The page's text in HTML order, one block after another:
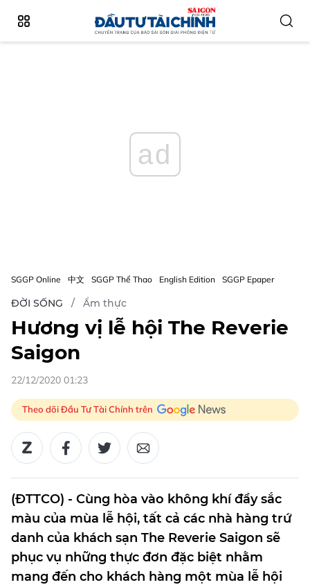
ad
SGGP Online 中文 SGGP Thể Thao English Edition SGGP Epaper
ĐỜI SỐNG Ẩm thực
Hương vị lễ hội The Reverie
Saigon
22/12/2020 01:23
Theo dõi Đầu Tư Tài Chính trên
(ĐTTCO) - Cùng hòa vào không khí đầy sắc
màu của mùa lễ hội, tất cả các nhà hàng trứ
danh của khách sạn The Reverie Saigon sẽ
phục vụ những thực đơn đặc biệt nhằm
mang đến cho khách hàng một mùa lễ hội